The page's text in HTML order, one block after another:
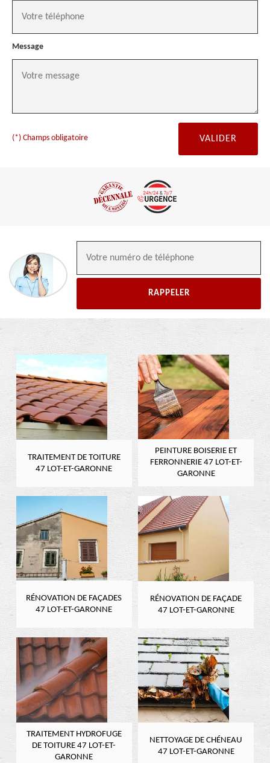
Message
(*) Champs obligatoire
TRAITEMENT DE TOITURE
47 LOT-ET-GARONNE
PEINTURE BOISERIE ET
FERRONNERIE 47 LOT-ET-
GARONNE
RÉNOVATION DE FAÇADES
47 LOT-ET-GARONNE
RÉNOVATION DE FAÇADE
47 LOT-ET-GARONNE
TRAITEMENT HYDROFUGE
DE TOITURE 47 LOT-ET-
GARONNE
NETTOYAGE DE CHÉNEAU
47 LOT-ET-GARONNE